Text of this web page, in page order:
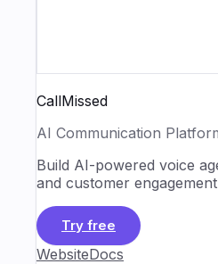
CallMissed
AI Communication
Build AI-powered voice
and customer
Try free
WebsiteDocs